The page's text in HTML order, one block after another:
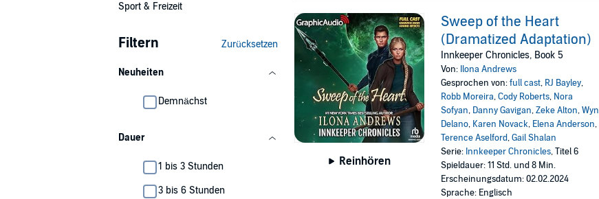
Sport & Freizeit
Filtern Zurücksetzen
Neuheiten
Demnächst
Dauer
1 bis 3 Stunden
3 bis 6 Stunden
Reinhören
Sweep of the Heart
(Dramatized Adaptation)
Innkeeper Chronicles, Book 5
Von: Ilona Andrews
Gesprochen von:full cast, RJ Bayley,
Robb Moreira,Cody Roberts, Nora
Sofyan, Danny Gavigan,Zeke Alton,Wyn
Delano, Karen Novack, Elena Anderson,
Terence Aselford,Gail Shalan
Serie: Innkeeper Chronicles, Titel 6
Spieldauer: 11 Std. und 8 Min.
Erscheinungsdatum: 02.02.2024
Sprache: Englisch